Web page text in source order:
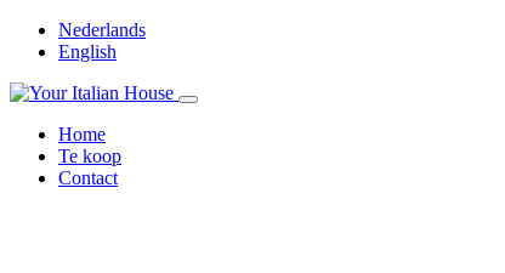
Nederlands
English
Home
Te koop
Contact